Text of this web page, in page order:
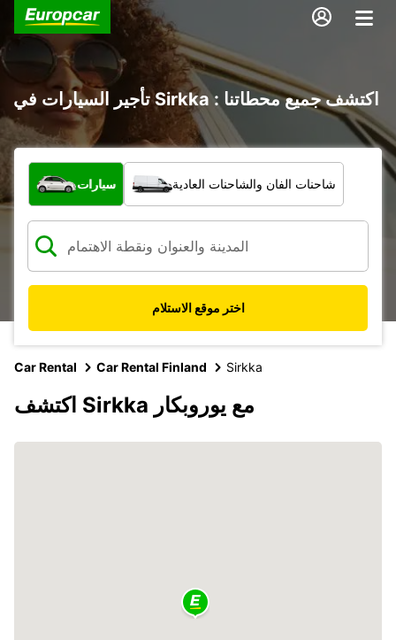
تأجير السيارات في Sirkka : اكتشف جميع محطاتنا
ما نوع المركبة؟
سيارات شاحنات الفان والشاحنات العادية
اختر موقع الاستلام
Car Rental Car Rental Finland Sirkka
اكتشف Sirkka مع يوروبكار